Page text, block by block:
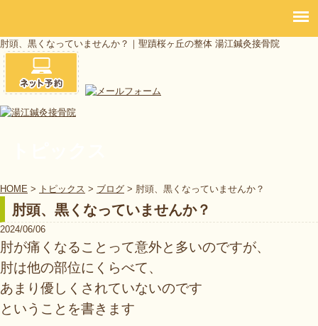
肘頭、黒くなっていませんか？｜聖蹟桜ヶ丘の整体 湯江鍼灸接骨院
HOME > トピックス > ブログ > 肘頭、黒くなっていませんか？
肘頭、黒くなっていませんか？
2024/06/06
肘が痛くなることって意外と多いのですが、
肘は他の部位にくらべて、
あまり優しくされていないのです
ということを書きます